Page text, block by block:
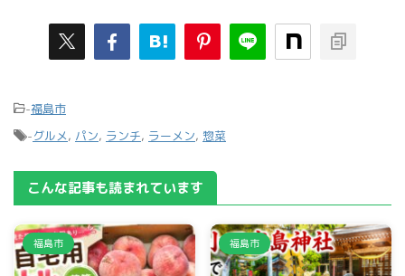
-福島市
-グルメ, パン, ランチ, ラーメン, 惣菜
こんな記事も読まれています
福島市 福島市